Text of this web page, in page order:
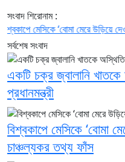
সংবাদ শিরোনাম :
‘বোমা মেরে উড়িয়ে দেওয়ার’ হুমকি,
সর্বশেষ সংবাদ
একটি চক্র জ্বালানি
প্রধানমন্ত্রী
বিশ্বকাপে মেসিকে ‘বোমা
চাঞ্চল্যকর তথ্য ফাঁস